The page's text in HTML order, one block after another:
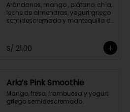
Arándanos, mango , plátano, chía,
leche de almendras, yogurt griego
semidescremado y mantequilla de
S/ 21.00
Aria’s Pink Smoothie
Mango, fresa, frambuesa y yogurt
griego semidescremado.